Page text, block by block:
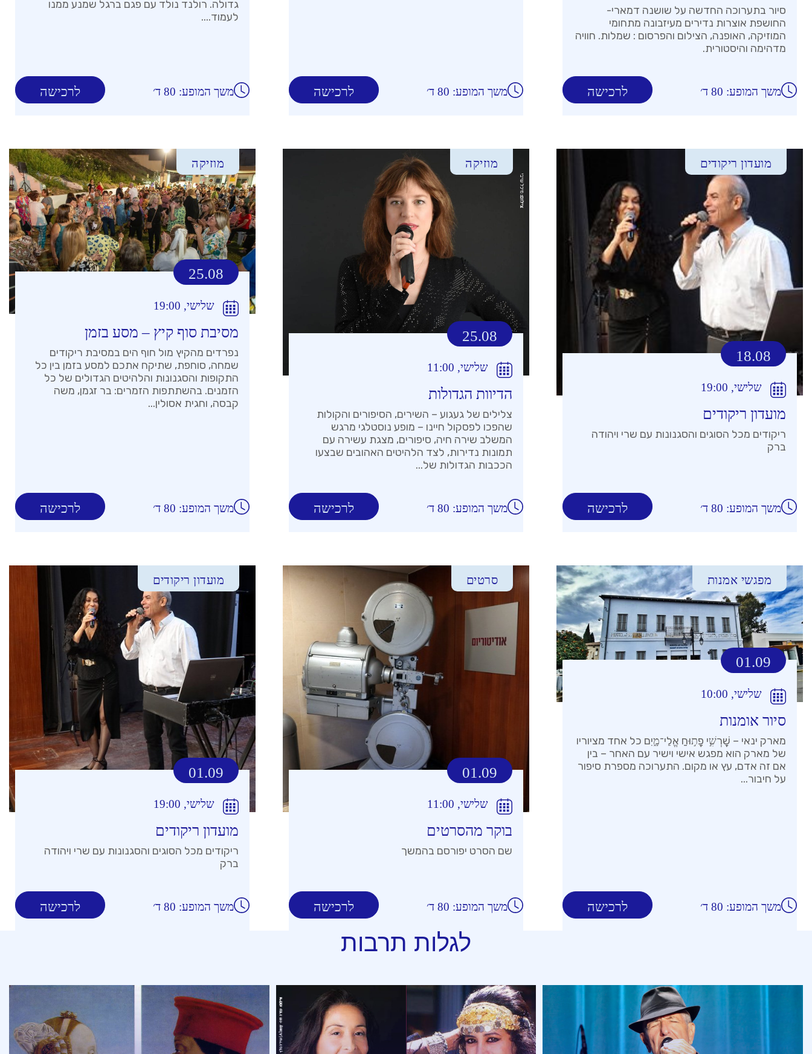
סיור בתערוכה החדשה על שושנה דמארי-
החושפת אוצרות נדירים מעיזבונה מתחומי
המוזיקה, האופנה, הצילום והפרסום : שמלות. חוויה
מדהימה והיסטורית.
לרכישה משך המופע: 80 ד׳ לרכישה משך המופע: 80 ד׳
גדולה. רולנד נולד עם פגם ברגל שמנע ממנו
לעמוד....
לרכישה משך המופע: 80 ד׳
מועדון ריקודים
18.08
שלישי, 19:00
מועדון ריקודים
ריקודים מכל הסוגים והסגנונות עם שרי ויהודה
ברק
לרכישה משך המופע: 80 ד׳
מוזיקה
25.08
שלישי, 11:00
הדיוות הגדולות
צלילים של געגוע – השירים, הסיפורים והקולות
שהפכו לפסקול חיינו – מופע נוסטלגי מרגש
המשלב שירה חיה, סיפורים, מצגת עשירה עם
תמונות נדירות, לצד הלהיטים האהובים שבצעו
הככבות הגדולות של...
לרכישה משך המופע: 80 ד׳
מוזיקה
25.08
שלישי, 19:00
מסיבת סוף קיץ – מסע בזמן
נפרדים מהקיץ מול חוף הים במסיבת ריקודים
שמחה, סוחפת, שתיקח אתכם למסע בזמן בין כל
התקופות והסגנונות והלהיטים הגדולים של כל
הזמנים. בהשתתפות הזמרים: בר זגמן, משה
קבסה, וחגית אסולין...
לרכישה משך המופע: 80 ד׳
מפגשי אמנות
01.09
שלישי, 10:00
סיור אומנות
מארק ינאי – שׇׁרְשִׁ֣י פָת֣וּחַ אֱלֵי־מָ֑יִם כל אחד מציוריו
של מארק הוא מפגש אישי וישיר עם האחר – בין
אם זה אדם, עץ או מקום. התערוכה מספרת סיפור
על חיבור...
לרכישה משך המופע: 80 ד׳
סרטים
01.09
שלישי, 11:00
בוקר מהסרטים
שם הסרט יפורסם בהמשך
לרכישה משך המופע: 80 ד׳
מועדון ריקודים
01.09
שלישי, 19:00
מועדון ריקודים
ריקודים מכל הסוגים והסגנונות עם שרי ויהודה
ברק
לרכישה משך המופע: 80 ד׳
לגלות תרבות